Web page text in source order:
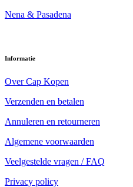
Nena & Pasadena
Informatie
Over Cap Kopen
Verzenden en betalen
Annuleren en retourneren
Algemene voorwaarden
Veelgestelde vragen / FAQ
Privacy policy